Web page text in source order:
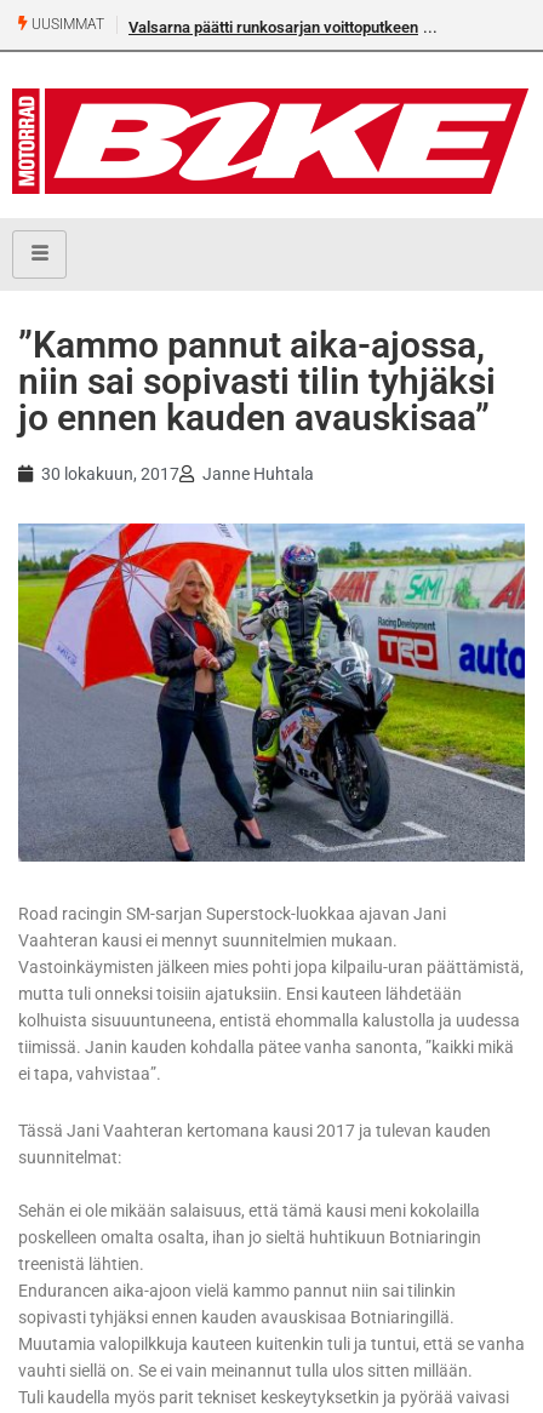
UUSIMMAT Valsarna päätti runkosarjan voittoputkeen
”Kammo pannut aika-ajossa,
niin sai sopivasti tilin tyhjäksi
jo ennen kauden avauskisaa”
30 lokakuun, 2017 Janne Huhtala
Road racingin SM-sarjan Superstock-luokkaa ajavan Jani
Vaahteran kausi ei mennyt suunnitelmien mukaan.
Vastoinkäymisten jälkeen mies pohti jopa kilpailu-uran päättämistä,
mutta tuli onneksi toisiin ajatuksiin. Ensi kauteen lähdetään
kolhuista sisuuuntuneena, entistä ehommalla kalustolla ja uudessa
tiimissä. Janin kauden kohdalla pätee vanha sanonta, ”kaikki mikä
ei tapa, vahvistaa”.
Tässä Jani Vaahteran kertomana kausi 2017 ja tulevan kauden
suunnitelmat:
Sehän ei ole mikään salaisuus, että tämä kausi meni kokolailla
poskelleen omalta osalta, ihan jo sieltä huhtikuun Botniaringin
treenistä lähtien.
Endurancen aika-ajoon vielä kammo pannut niin sai tilinkin
sopivasti tyhjäksi ennen kauden avauskisaa Botniaringillä.
Muutamia valopilkkuja kauteen kuitenkin tuli ja tuntui, että se vanha
vauhti siellä on. Se ei vain meinannut tulla ulos sitten millään.
Tuli kaudella myös parit tekniset keskeytyksetkin ja pyörää vaivasi